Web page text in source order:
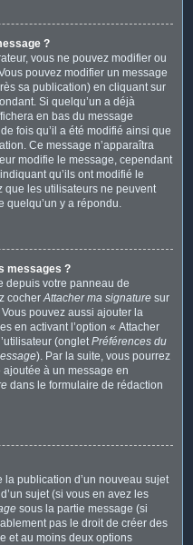
?
vous ne pouvez modifier ou
pouvez modifier un message
sa publication) en cliquant sur
Si quelqu’un a déjà
en bas du message
fois qu’il a été modifié ainsi que
Ce message n’apparaîtra
modifie le message, cependant
qu’ils ont modifié le
que les utilisateurs ne peuvent
quelqu’un y a répondu.
messages ?
depuis votre panneau de
cocherAttacher ma signature sur
pouvez aussi ajouter la
en activant l’option « Attacher
(ongletPréférences du
). Par la suite, vous pourrez
à un message en
dans le formulaire de rédaction
la publication d’un nouveau sujet
sujet (si vous en avez les
sous la partie message (si
pas le droit de créer des
et au moins deux options